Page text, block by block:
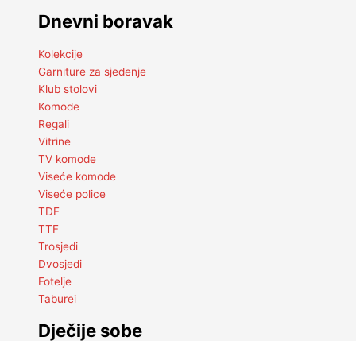
Dnevni boravak
Kolekcije
Garniture za sjedenje
Klub stolovi
Komode
Regali
Vitrine
TV komode
Viseće komode
Viseće police
TDF
TTF
Trosjedi
Dvosjedi
Fotelje
Taburei
Dječije sobe